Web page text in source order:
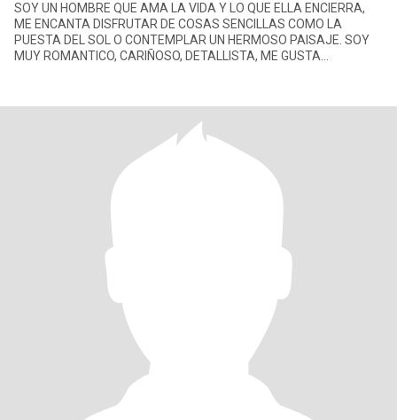
SOY UN HOMBRE QUE AMA LA VIDA Y LO QUE ELLA ENCIERRA,
ME ENCANTA DISFRUTAR DE COSAS SENCILLAS COMO LA
PUESTA DEL SOL O CONTEMPLAR UN HERMOSO PAISAJE. SOY
MUY ROMANTICO, CARIÑOSO, DETALLISTA, ME GUSTA